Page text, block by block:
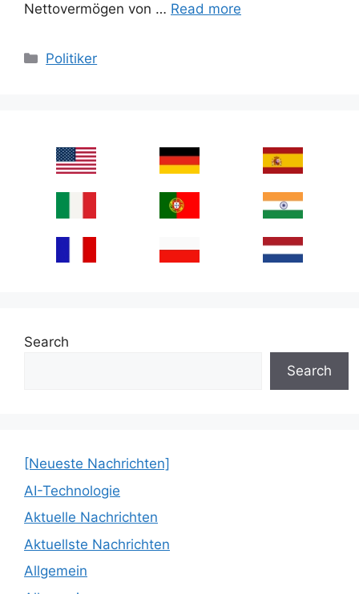
Nettovermögen von … Read more
Categories
Politiker
Search
Search
[Neueste Nachrichten]
AI-Technologie
Aktuelle Nachrichten
Aktuellste Nachrichten
Allgemein